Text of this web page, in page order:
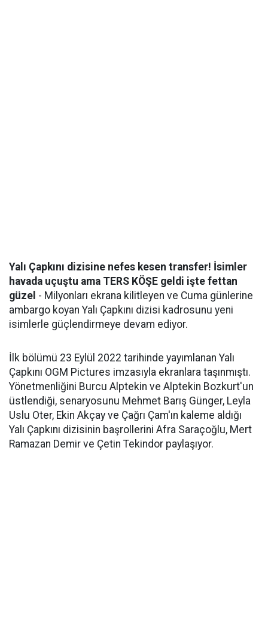
Yalı Çapkını dizisine nefes kesen transfer! İsimler
havada uçuştu ama TERS KÖŞE geldi işte fettan
güzel - Milyonları ekrana kilitleyen ve Cuma günlerine
ambargo koyan Yalı Çapkını dizisi kadrosunu yeni
isimlerle güçlendirmeye devam ediyor.
İlk bölümü 23 Eylül 2022 tarihinde yayımlanan Yalı
Çapkını OGM Pictures imzasıyla ekranlara taşınmıştı.
Yönetmenliğini Burcu Alptekin ve Alptekin Bozkurt'un
üstlendiği, senaryosunu Mehmet Barış Günger, Leyla
Uslu Oter, Ekin Akçay ve Çağrı Çam'ın kaleme aldığı
Yalı Çapkını dizisinin başrollerini Afra Saraçoğlu, Mert
Ramazan Demir ve Çetin Tekindor paylaşıyor.